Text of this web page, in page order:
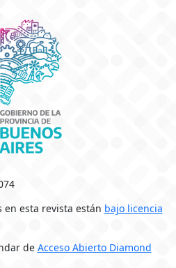
en esta revista están bajo licencia
de Acceso Abierto Diamond